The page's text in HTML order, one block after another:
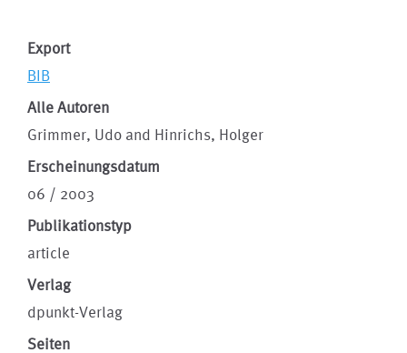
Export
BIB
Alle Autoren
Grimmer, Udo and Hinrichs, Holger
Erscheinungsdatum
06 / 2003
Publikationstyp
article
Verlag
dpunkt-Verlag
Seiten